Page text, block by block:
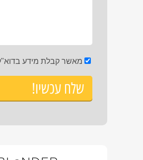
מאשר קבלת מידע
שלח עכשיו!